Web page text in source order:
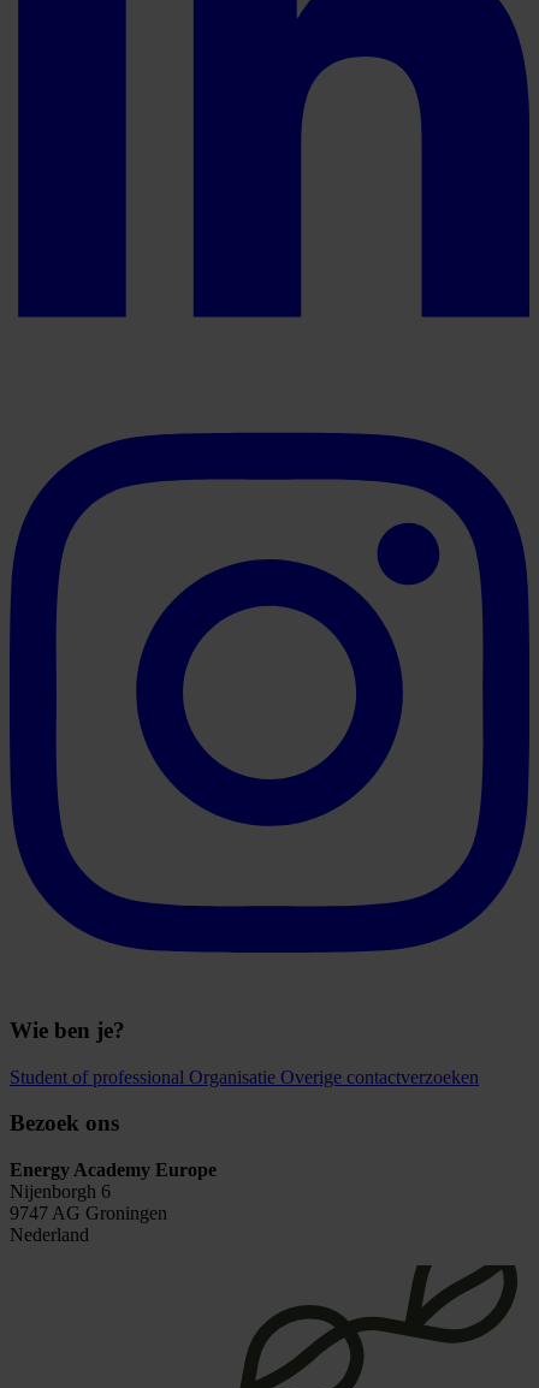
Wie ben je?
Student of professional Organisatie Overige contactverzoeken
Bezoek ons
Energy Academy Europe
Nijenborgh 6
9747 AG Groningen
Nederland